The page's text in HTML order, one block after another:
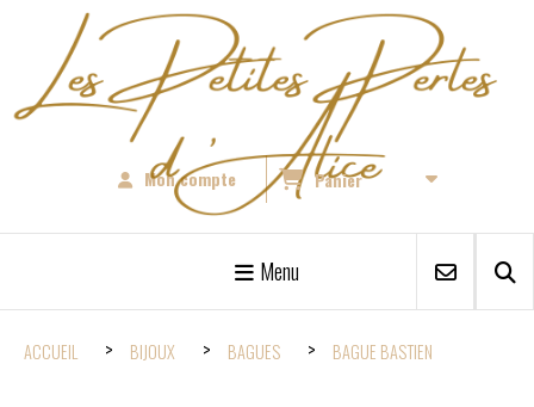
Mon compte Panier
Menu
ACCUEIL BIJOUX BAGUES BAGUE BASTIEN